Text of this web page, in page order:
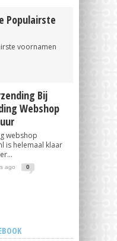
Populairste
voornamen
Bij
Webshop
webshop
is helemaal klaar
ago 0